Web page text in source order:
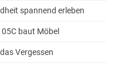
spannend erleben
baut Möbel
Vergessen